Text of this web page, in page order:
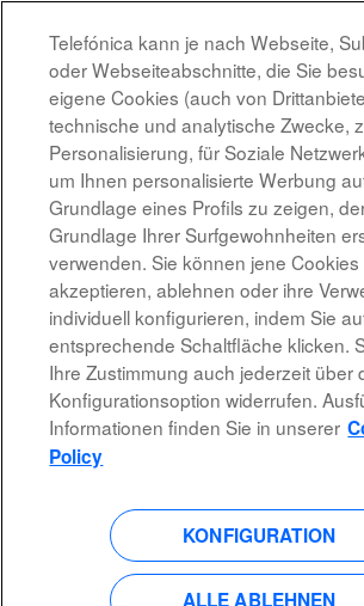
320138
GER - Telefónica Germany GmbH &
München, BY, DE, 80992
Rechtshinweis
Barrierefreiheit
i
W
i
r
W
i
r
Telefónica kann je nach Webseite,
oder Webseiteabschnitte, die Sie
eigene Cookies (auch von
technische und analytische Zwecke,
Personalisierung, für Soziale
um Ihnen personalisierte Werbung
Grundlage eines Profils zu zeigen,
Grundlage Ihrer Surfgewohnheiten
verwenden. Sie können jene Cookies
akzeptieren, ablehnen oder ihre
individuell konfigurieren, indem Sie
entsprechende Schaltfläche klicken.
Ihre Zustimmung auch jederzeit über
Konfigurationsoption widerrufen.
Informationen finden Sie in unserer
Policy
KONFIGURATION
ALLE ABLEHNEN